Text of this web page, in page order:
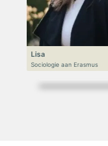
Lisa
Sociologie aan Erasmus